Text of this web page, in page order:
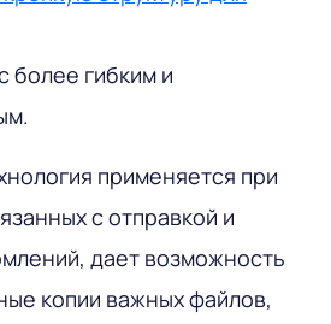
более гибким и
применяется при
с отправкой и
дает возможность
копии важных файлов,